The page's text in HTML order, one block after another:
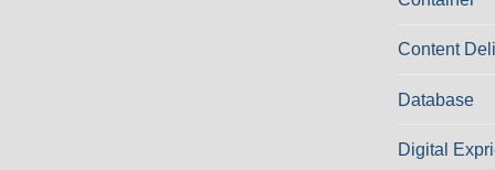
Content
Database
Digital